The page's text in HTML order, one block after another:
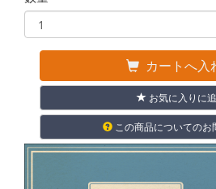
カートへ入
お気に入りに
この商品についてのお